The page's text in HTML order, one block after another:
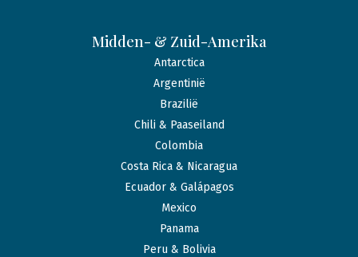
Midden- & Zuid-Amerika
Antarctica
Argentinië
Brazilië
Chili & Paaseiland
Colombia
Costa Rica & Nicaragua
Ecuador & Galápagos
Mexico
Panama
Peru & Bolivia